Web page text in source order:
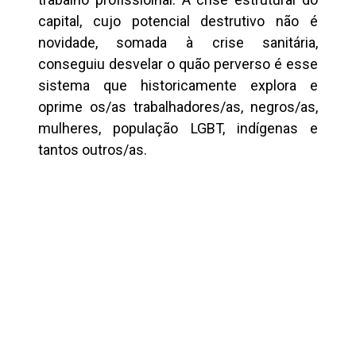
capital, cujo potencial destrutivo não é
novidade, somada à crise sanitária,
conseguiu desvelar o quão perverso é esse
sistema que historicamente explora e
oprime os/as trabalhadores/as, negros/as,
mulheres, população LGBT, indígenas e
tantos outros/as.